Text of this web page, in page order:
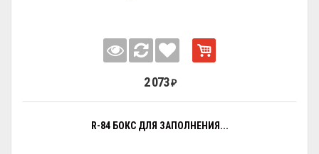
2 073 ₽
R-84 БОКС ДЛЯ ЗАПОЛНЕНИЯ...